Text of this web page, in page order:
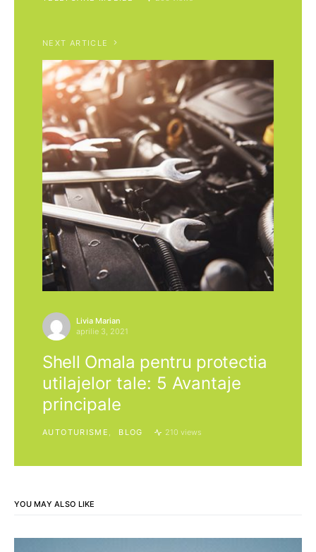
NEXT ARTICLE
Livia Marian
aprilie 3, 2021
Shell Omala pentru protectia
utilajelor tale: 5 Avantaje
principale
AUTOTURISME BLOG 210 views
YOU MAY ALSO LIKE